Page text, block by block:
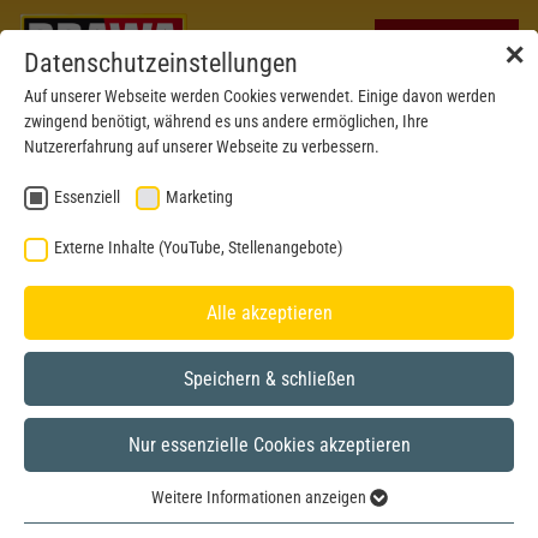
BRAWA MUSEUM
Model year 2019
✕
Datenschutzeinstellungen
Auf unserer Webseite werden Cookies verwendet. Einige davon werden
zwingend benötigt, während es uns andere ermöglichen, Ihre
Nutzererfahrung auf unserer Webseite zu verbessern.
Essenziell Marketing
Externe Inhalte (YouTube, Stellenangebote)
Alle akzeptieren
Speichern & schließen
Nur essenzielle Cookies akzeptieren
Weitere Informationen anzeigen